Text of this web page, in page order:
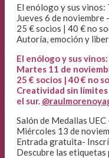
El enólogo y sus vinos:
Jueves 6 de noviembre
25 € socios | 40 € no
Autoría, emoción y
El enólogo y sus
Martes 11 de
25 € socios | 40 € no
Creatividad sin
el sur.
Salón de Medallas
Miércoles 13 de
Entrada gratuita-
Descubre las etiquetas